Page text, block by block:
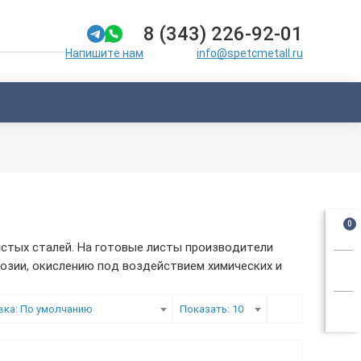
Напишите нам
8 (343) 226-92-01
info@spetcmetall.ru
0
сталей. На готовые листы производители
окислению под воздействием химических и
По умолчанию Показать: 10